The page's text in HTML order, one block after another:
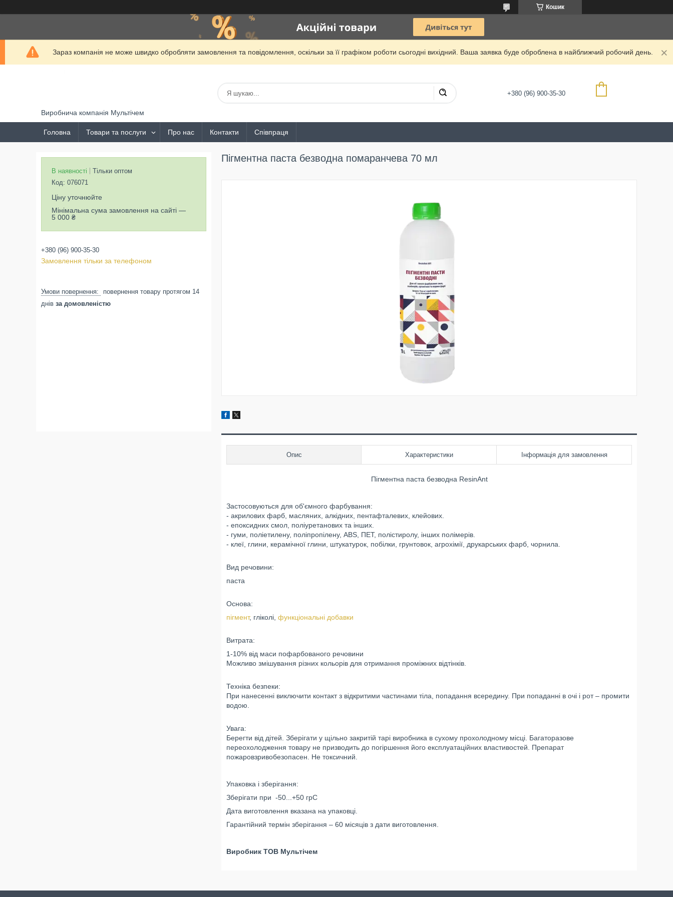
Кошик
Зараз компанія не може швидко обробляти замовлення та повідомлення, оскільки за її графіком роботи сьогодні вихідний. Ваша заявка буде оброблена в найближчий робочий день.
Виробнича компанія Мультічем
+380 (96) 900-35-30
Головна Товари та послуги Про нас Контакти Співпраця
Пігментна паста безводна помаранчева 70 мл
Опис Характеристики Інформація для замовлення
Пігментна паста безводна ResinAnt
Застосовуються для об'ємного фарбування:
- акрилових фарб, масляних, алкідних, пентафталевих, клейових.
- епоксидних смол, поліуретанових та інших.
- гуми, поліетилену, поліпропілену, ABS, ПЕТ, полістиролу, інших полімерів.
- клеї, глини, керамічної глини, штукатурок, побілки, грунтовок, агрохімії, друкарських фарб, чорнила.
Вид речовини:
паста
Основа:
пігмент, гліколі, функціональні добавки
Витрата:
1-10% від маси пофарбованого речовини
Можливо змішування різних кольорів для отримання проміжних відтінків.
Техніка безпеки:
При нанесенні виключити контакт з відкритими частинами тіла, попадання всередину. При попаданні в очі і рот – промити
водою.
Увага:
Берегти від дітей. Зберігати у щільно закритій тарі виробника в сухому прохолодному місці. Багаторазове
переохолодження товару не призводить до погіршення його експлуатаційних властивостей. Препарат
пожаровзривобезопасен. Не токсичний.
Упаковка і зберігання:
Зберігати при -50...+50 грС
Дата виготовлення вказана на упаковці.
Гарантійний термін зберігання – 60 місяців з дати виготовлення.
Виробник ТОВ Мультічем
В наявності
Тільки оптом
Код: 076071
Ціну уточнюйте
Мінімальна сума замовлення на сайті —
5 000 ₴
+380 (96) 900-35-30
Замовлення тільки за телефоном
повернення товару протягом 14
днів за домовленістю